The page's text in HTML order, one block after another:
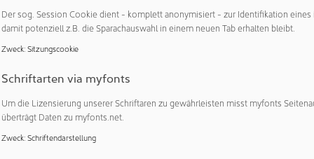
dabei auf dem richtigen Weg sind“, sagt Dr. Peter Selders, CEO
strengeren Ansprüchen
verbesserte sich Endress+Hauser in fast allen Bereichen
71 auf 78. Besonders positiv hob EcoVadis die
hervor. „Das Ergebnis freut uns, vor allem weil die
strenger geworden sind“, sagt Julia Schempp, die das
Gruppe leitet.
Der sog. Session Cookie dient - komplett anonymisiert - zur Identifikation eines
damit potenziell z.B. die Sparachauswahl in einem neuen Tab erhalten bleibt.
Zweck: Sitzungscookie
Schriftarten via myfonts
Um die Lizensierung unserer Schriftaren zu gewährleisten misst myfonts
überträgt Daten zu myfonts.net.
Zweck: Schriftendarstellung